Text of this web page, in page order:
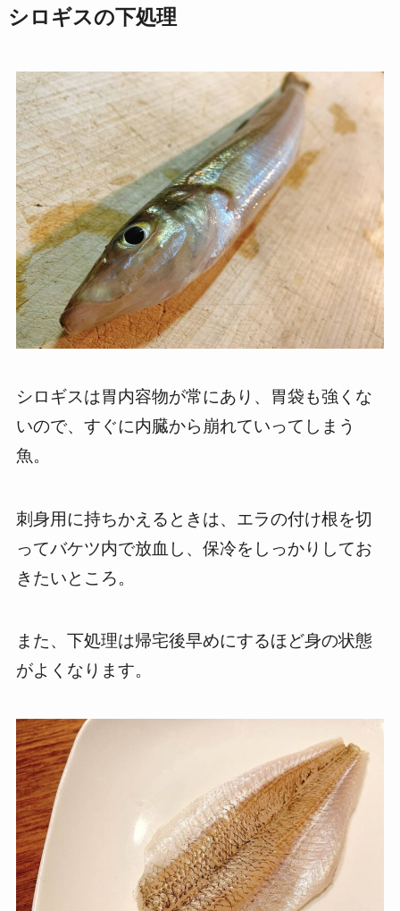
シロギスの下処理
シロギスは胃内容物が常にあり、胃袋も強くな
いので、すぐに内臓から崩れていってしまう
魚。
刺身用に持ちかえるときは、エラの付け根を切
ってバケツ内で放血し、保冷をしっかりしてお
きたいところ。
また、下処理は帰宅後早めにするほど身の状態
がよくなります。